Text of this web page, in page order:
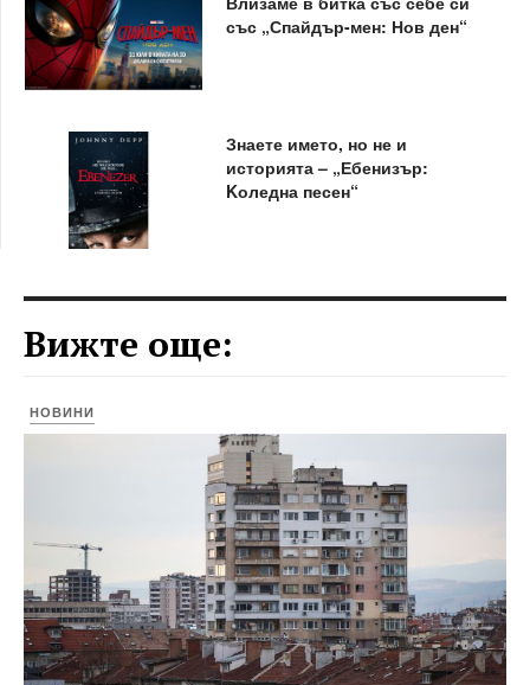
със „Спайдър-мен: Нов ден“
Знаете името, но не и
историята – „Ебенизър:
Kоледна песен“
Вижте още:
НОВИНИ